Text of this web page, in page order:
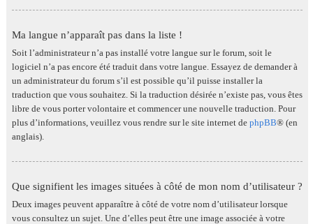
Ma langue n’apparaît pas dans la liste !
Soit l’administrateur n’a pas installé votre langue sur le forum, soit le
logiciel n’a pas encore été traduit dans votre langue. Essayez de demander à
un administrateur du forum s’il est possible qu’il puisse installer la
traduction que vous souhaitez. Si la traduction désirée n’existe pas, vous êtes
libre de vous porter volontaire et commencer une nouvelle traduction. Pour
plus d’informations, veuillez vous rendre sur le site internet de phpBB® (en
anglais).
Que signifient les images situées à côté de mon nom d’utilisateur ?
Deux images peuvent apparaître à côté de votre nom d’utilisateur lorsque
vous consultez un sujet. Une d’elles peut être une image associée à votre